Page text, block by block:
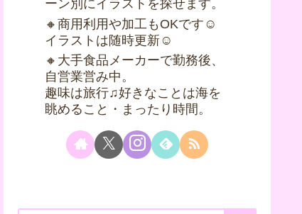
ーン別にイラストを探せます。
🔸商用利用や加工もOKです☺
イラストは随時更新☺
🔸大手食品メーカーで勤務後、
自営業営み中。
趣味は旅行♫好きなことは海を
眺めること・まったり時間。